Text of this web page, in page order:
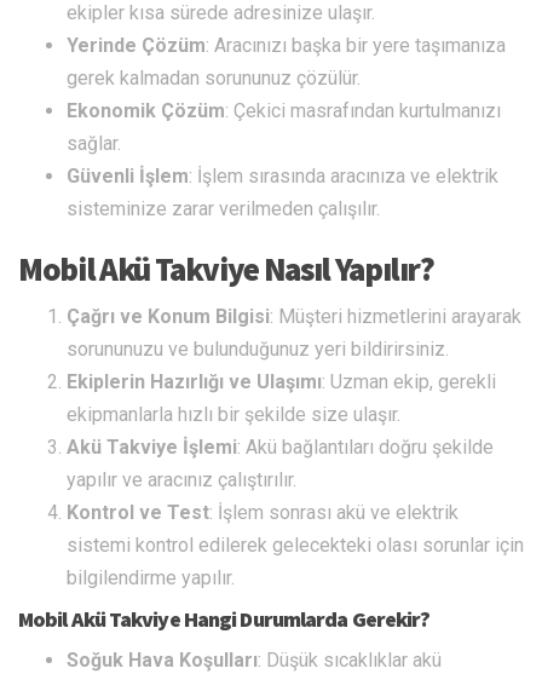
ekipler kısa sürede adresinize ulaşır.
Yerinde Çözüm: Aracınızı başka bir yere taşımanıza
gerek kalmadan sorununuz çözülür.
Ekonomik Çözüm: Çekici masrafından kurtulmanızı
sağlar.
Güvenli İşlem: İşlem sırasında aracınıza ve elektrik
sisteminize zarar verilmeden çalışılır.
Mobil Akü Takviye Nasıl Yapılır?
Çağrı ve Konum Bilgisi: Müşteri hizmetlerini arayarak
sorununuzu ve bulunduğunuz yeri bildirirsiniz.
Ekiplerin Hazırlığı ve Ulaşımı: Uzman ekip, gerekli
ekipmanlarla hızlı bir şekilde size ulaşır.
Akü Takviye İşlemi: Akü bağlantıları doğru şekilde
yapılır ve aracınız çalıştırılır.
Kontrol ve Test: İşlem sonrası akü ve elektrik
sistemi kontrol edilerek gelecekteki olası sorunlar için
bilgilendirme yapılır.
Mobil Akü Takviye Hangi Durumlarda Gerekir?
Soğuk Hava Koşulları: Düşük sıcaklıklar akü